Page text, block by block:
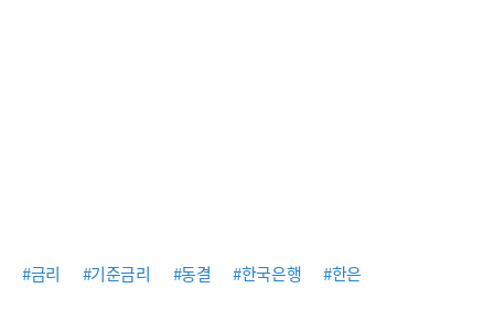
#금리 #기준금리 #동결 #한국은행 #한은